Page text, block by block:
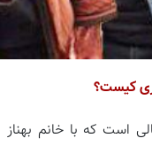
کیست؟
است که با خانم بهناز